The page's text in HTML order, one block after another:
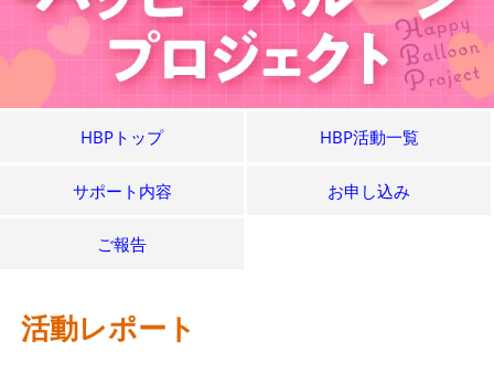
HBPトップ HBP活動一覧
サポート内容 お申し込み
ご報告
活動レポート